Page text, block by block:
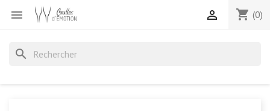
 shopping_cart (0)

search